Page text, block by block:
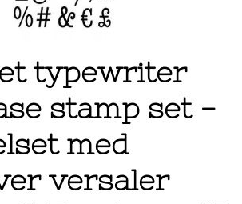
typewriter
stamp set -
med
versaler